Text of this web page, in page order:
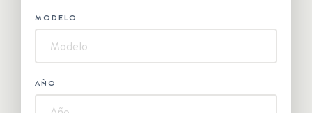
MODELO
AÑO